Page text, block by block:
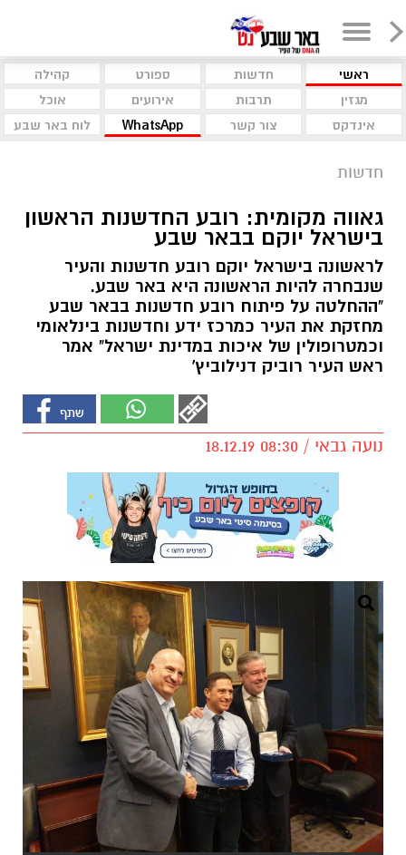
ראשי חדשות ספורט
קהילה
מגזין
תרבות אירועים
אוכל
אינדקס
צור קשר WhatsApp לוח באר שבע
חדשות
גאווה מקומית: רובע החדשנות הראשון
בישראל יוקם בבאר שבע
לראשונה בישראל יוקם רובע חדשנות והעיר
שנבחרה להיות הראשונה היא באר שבע.
"ההחלטה על פיתוח רובע חדשנות בבאר שבע
מחזקת את העיר כמרכז ידע וחדשנות בינלאומי
וכמטרופולין של איכות במדינת ישראל" אמר
ראש העיר רוביק דנילוביץ'
נועה גבאי / 08:30 18.12.19